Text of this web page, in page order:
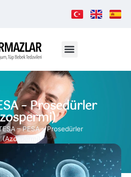
– Prosedürler
– PESA – Prosedürler
(Azospermi)